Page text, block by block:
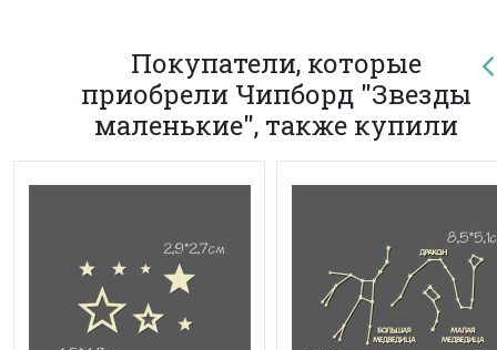
Покупатели, которые
приобрели Чипборд "Звезды
маленькие", также купили